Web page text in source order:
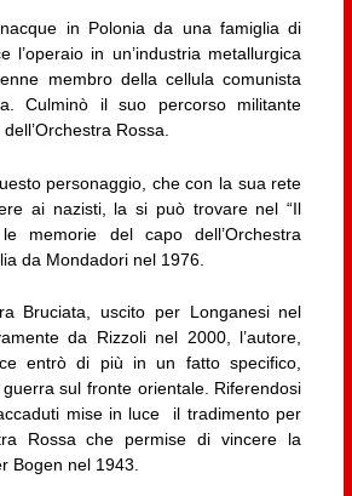
in Polonia da una famiglia di
l’operaio in un’industria metallurgica
membro della cellula comunista
Culminò il suo percorso militante
Rossa.
personaggio, che con la sua rete
ai nazisti, la si può trovare nel “Il
memorie del capo dell’Orchestra
da Mondadori nel 1976.
Bruciata, uscito per Longanesi nel
da Rizzoli nel 2000, l’autore,
entrò di più in un fatto specifico,
sul fronte orientale. Riferendosi
mise in luce il tradimento per
Rossa che permise di vincere la
Bogen nel 1943.